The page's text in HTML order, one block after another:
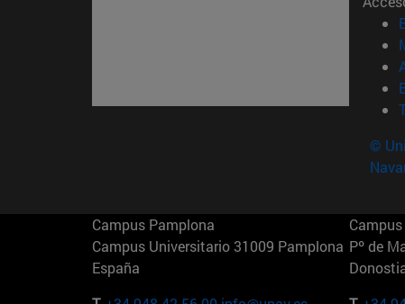
©
Campus Pamplona
Campus Universitario 31009 Pamplona
España
Pº de